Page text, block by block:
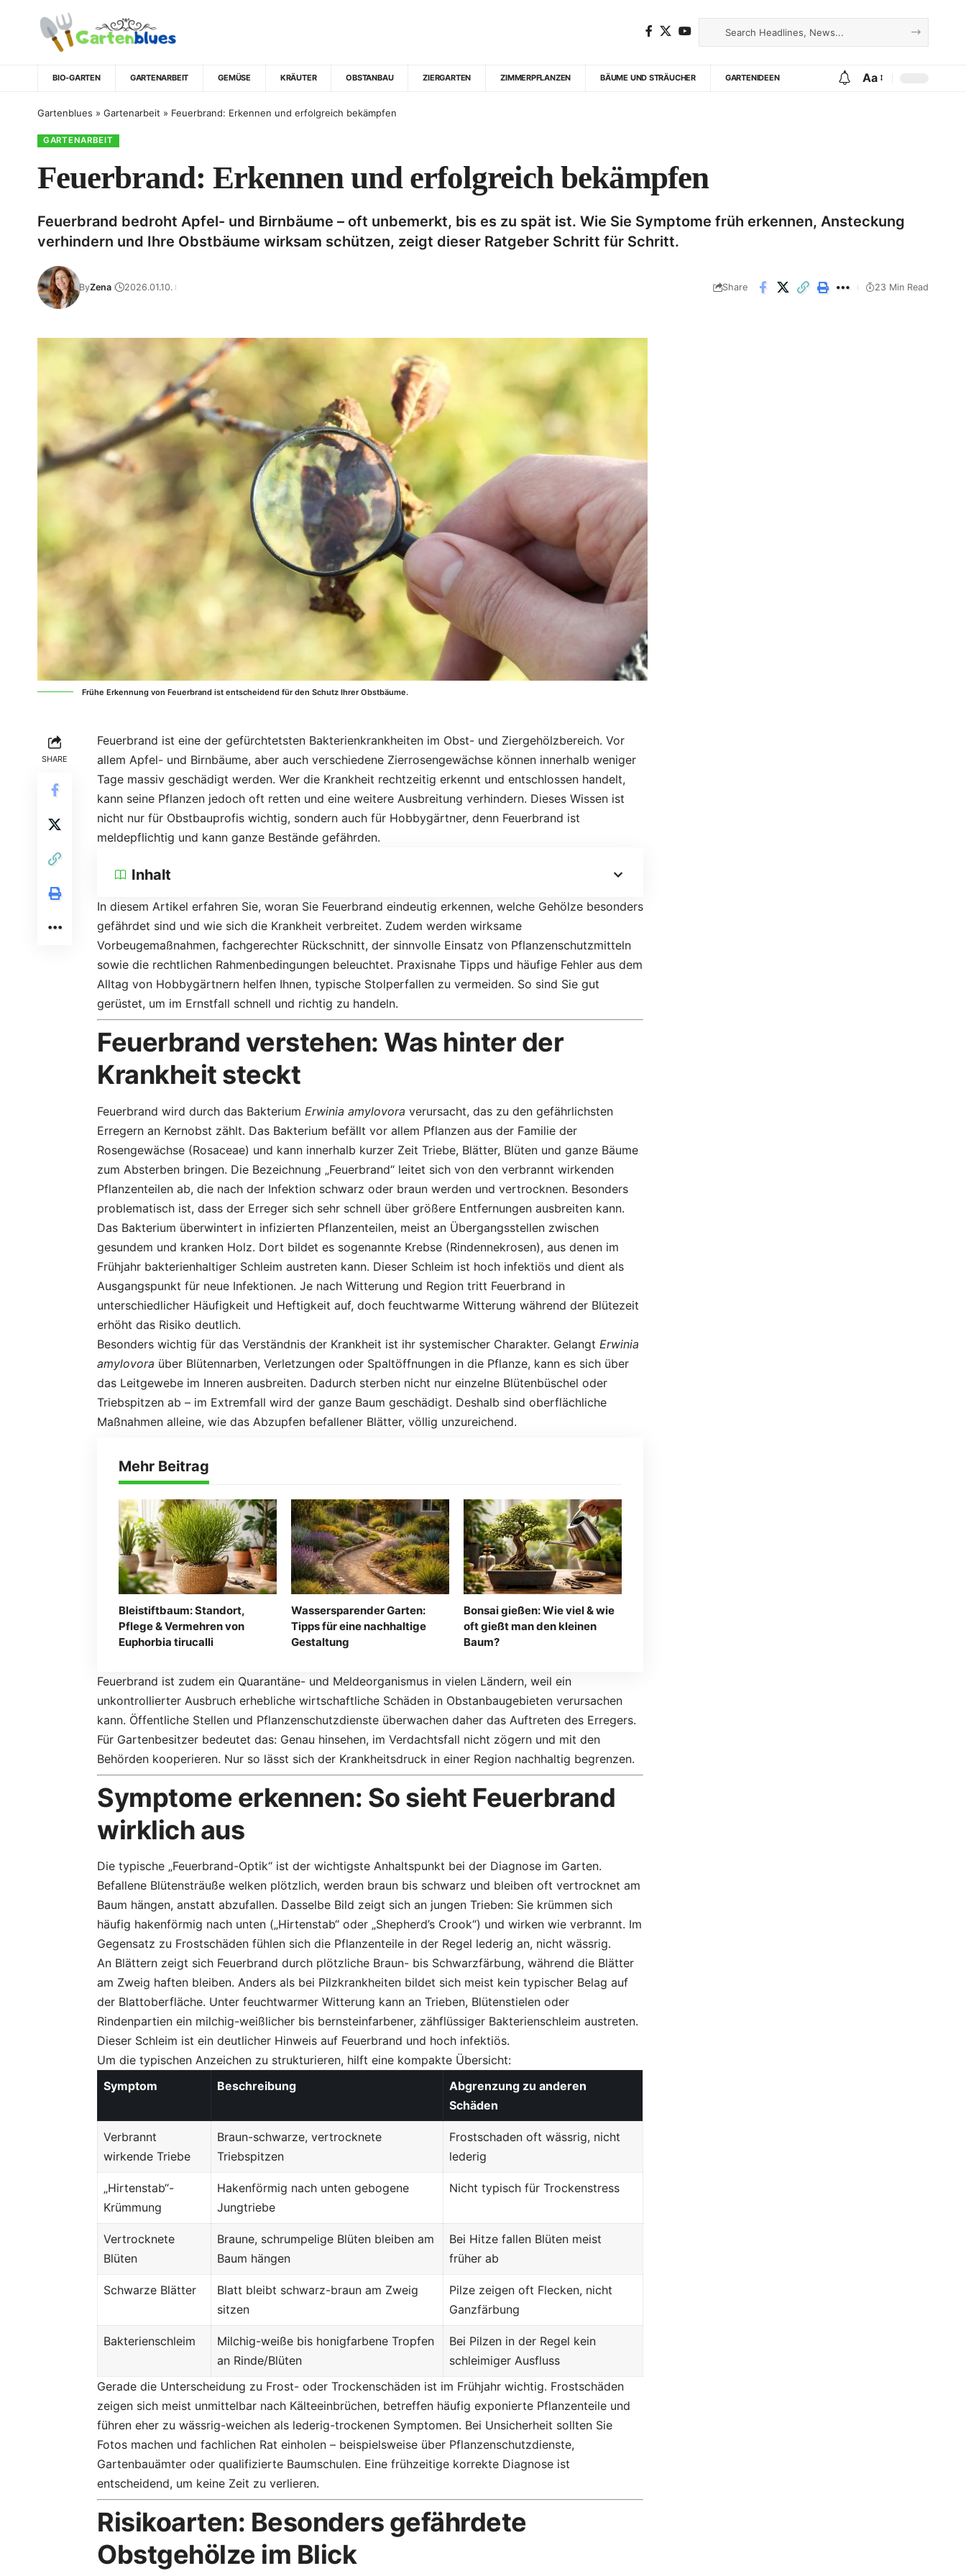
BIO-GARTEN GARTENARBEIT GEMÜSE KRÄUTER OBSTANBAU ZIERGARTEN ZIMMERPFLANZEN BÄUME UND STRÄUCHER GARTENIDEEN Aa
Gartenblues » Gartenarbeit » Feuerbrand: Erkennen und erfolgreich bekämpfen
GARTENARBEIT
Feuerbrand: Erkennen und erfolgreich bekämpfen
Feuerbrand bedroht Apfel- und Birnbäume – oft unbemerkt, bis es zu spät ist. Wie Sie Symptome früh erkennen, Ansteckung
verhindern und Ihre Obstbäume wirksam schützen, zeigt dieser Ratgeber Schritt für Schritt.
ByZena 2026.01.10. Share 23 Min Read
Frühe Erkennung von Feuerbrand ist entscheidend für den Schutz Ihrer Obstbäume.
SHARE
Feuerbrand ist eine der gefürchtetsten Bakterienkrankheiten im Obst- und Ziergehölzbereich. Vor
allem Apfel- und Birnbäume, aber auch verschiedene Zierrosengewächse können innerhalb weniger
Tage massiv geschädigt werden. Wer die Krankheit rechtzeitig erkennt und entschlossen handelt,
kann seine Pflanzen jedoch oft retten und eine weitere Ausbreitung verhindern. Dieses Wissen ist
nicht nur für Obstbauprofis wichtig, sondern auch für Hobbygärtner, denn Feuerbrand ist
meldepflichtig und kann ganze Bestände gefährden.
Inhalt
In diesem Artikel erfahren Sie, woran Sie Feuerbrand eindeutig erkennen, welche Gehölze besonders
gefährdet sind und wie sich die Krankheit verbreitet. Zudem werden wirksame
Vorbeugemaßnahmen, fachgerechter Rückschnitt, der sinnvolle Einsatz von Pflanzenschutzmitteln
sowie die rechtlichen Rahmenbedingungen beleuchtet. Praxisnahe Tipps und häufige Fehler aus dem
Alltag von Hobbygärtnern helfen Ihnen, typische Stolperfallen zu vermeiden. So sind Sie gut
gerüstet, um im Ernstfall schnell und richtig zu handeln.
Feuerbrand verstehen: Was hinter der
Krankheit steckt
Feuerbrand wird durch das Bakterium Erwinia amylovora verursacht, das zu den gefährlichsten
Erregern an Kernobst zählt. Das Bakterium befällt vor allem Pflanzen aus der Familie der
Rosengewächse (Rosaceae) und kann innerhalb kurzer Zeit Triebe, Blätter, Blüten und ganze Bäume
zum Absterben bringen. Die Bezeichnung „Feuerbrand“ leitet sich von den verbrannt wirkenden
Pflanzenteilen ab, die nach der Infektion schwarz oder braun werden und vertrocknen. Besonders
problematisch ist, dass der Erreger sich sehr schnell über größere Entfernungen ausbreiten kann.
Das Bakterium überwintert in infizierten Pflanzenteilen, meist an Übergangsstellen zwischen
gesundem und kranken Holz. Dort bildet es sogenannte Krebse (Rindennekrosen), aus denen im
Frühjahr bakterienhaltiger Schleim austreten kann. Dieser Schleim ist hoch infektiös und dient als
Ausgangspunkt für neue Infektionen. Je nach Witterung und Region tritt Feuerbrand in
unterschiedlicher Häufigkeit und Heftigkeit auf, doch feuchtwarme Witterung während der Blütezeit
erhöht das Risiko deutlich.
Besonders wichtig für das Verständnis der Krankheit ist ihr systemischer Charakter. Gelangt Erwinia
amylovora über Blütennarben, Verletzungen oder Spaltöffnungen in die Pflanze, kann es sich über
das Leitgewebe im Inneren ausbreiten. Dadurch sterben nicht nur einzelne Blütenbüschel oder
Triebspitzen ab – im Extremfall wird der ganze Baum geschädigt. Deshalb sind oberflächliche
Maßnahmen alleine, wie das Abzupfen befallener Blätter, völlig unzureichend.
Mehr Beitrag
Bleistiftbaum: Standort,
Pflege & Vermehren von
Euphorbia tirucalli
Wassersparender Garten:
Tipps für eine nachhaltige
Gestaltung
Bonsai gießen: Wie viel & wie
oft gießt man den kleinen
Baum?
Feuerbrand ist zudem ein Quarantäne- und Meldeorganismus in vielen Ländern, weil ein
unkontrollierter Ausbruch erhebliche wirtschaftliche Schäden in Obstanbaugebieten verursachen
kann. Öffentliche Stellen und Pflanzenschutzdienste überwachen daher das Auftreten des Erregers.
Für Gartenbesitzer bedeutet das: Genau hinsehen, im Verdachtsfall nicht zögern und mit den
Behörden kooperieren. Nur so lässt sich der Krankheitsdruck in einer Region nachhaltig begrenzen.
Symptome erkennen: So sieht Feuerbrand
wirklich aus
Die typische „Feuerbrand-Optik“ ist der wichtigste Anhaltspunkt bei der Diagnose im Garten.
Befallene Blütensträuße welken plötzlich, werden braun bis schwarz und bleiben oft vertrocknet am
Baum hängen, anstatt abzufallen. Dasselbe Bild zeigt sich an jungen Trieben: Sie krümmen sich
häufig hakenförmig nach unten („Hirtenstab“ oder „Shepherd’s Crook“) und wirken wie verbrannt. Im
Gegensatz zu Frostschäden fühlen sich die Pflanzenteile in der Regel lederig an, nicht wässrig.
An Blättern zeigt sich Feuerbrand durch plötzliche Braun- bis Schwarzfärbung, während die Blätter
am Zweig haften bleiben. Anders als bei Pilzkrankheiten bildet sich meist kein typischer Belag auf
der Blattoberfläche. Unter feuchtwarmer Witterung kann an Trieben, Blütenstielen oder
Rindenpartien ein milchig-weißlicher bis bernsteinfarbener, zähflüssiger Bakterienschleim austreten.
Dieser Schleim ist ein deutlicher Hinweis auf Feuerbrand und hoch infektiös.
Um die typischen Anzeichen zu strukturieren, hilft eine kompakte Übersicht:
Symptom
Beschreibung
Abgrenzung zu anderen
Schäden
Verbrannt
wirkende Triebe
Braun-schwarze, vertrocknete
Triebspitzen
Frostschaden oft wässrig, nicht
lederig
„Hirtenstab“-
Krümmung
Hakenförmig nach unten gebogene
Jungtriebe
Nicht typisch für Trockenstress
Vertrocknete
Blüten
Braune, schrumpelige Blüten bleiben am
Baum hängen
Bei Hitze fallen Blüten meist
früher ab
Schwarze Blätter
Blatt bleibt schwarz-braun am Zweig
sitzen
Pilze zeigen oft Flecken, nicht
Ganzfärbung
Bakterienschleim
Milchig-weiße bis honigfarbene Tropfen
an Rinde/Blüten
Bei Pilzen in der Regel kein
schleimiger Ausfluss
Gerade die Unterscheidung zu Frost- oder Trockenschäden ist im Frühjahr wichtig. Frostschäden
zeigen sich meist unmittelbar nach Kälteeinbrüchen, betreffen häufig exponierte Pflanzenteile und
führen eher zu wässrig-weichen als lederig-trockenen Symptomen. Bei Unsicherheit sollten Sie
Fotos machen und fachlichen Rat einholen – beispielsweise über Pflanzenschutzdienste,
Gartenbauämter oder qualifizierte Baumschulen. Eine frühzeitige korrekte Diagnose ist
entscheidend, um keine Zeit zu verlieren.
Risikoarten: Besonders gefährdete
Obstgehölze im Blick